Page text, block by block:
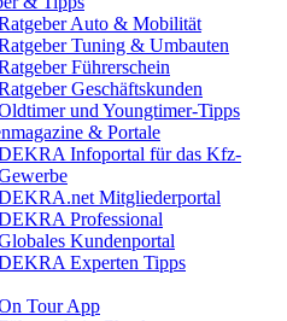
Auto & Mobilität
Tuning & Umbauten
Führerschein
Geschäftskunden
und Youngtimer-Tipps
& Portale
Infoportal für das Kfz-
Mitgliederportal
Professional
Kundenportal
Experten Tipps
Tour App